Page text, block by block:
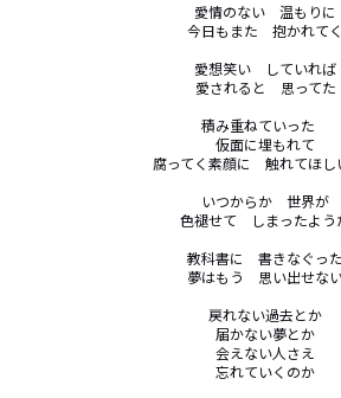
愛情のない　温もりに
今日もまた　抱かれてく
愛想笑い　していれば
愛されると　思ってた
積み重ねていった
仮面に埋もれて
腐ってく素顔に　触れてほし
いつからか　世界が
色褪せて　しまったよう
教科書に　書きなぐった
夢はもう　思い出せな
戻れない過去とか
届かない夢とか
会えない人さえ
忘れていくのか